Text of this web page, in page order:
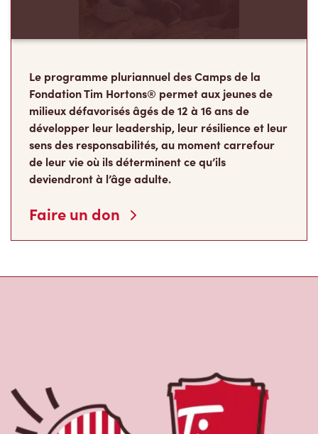
Le programme pluriannuel des Camps de la
Fondation Tim Hortons® permet aux jeunes de
milieux défavorisés âgés de 12 à 16 ans de
développer leur leadership, leur résilience et leur
sens des responsabilités, au moment carrefour
de leur vie où ils déterminent ce qu’ils
deviendront à l’âge adulte.
Faire un don